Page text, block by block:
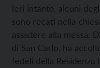
Ieri intanto, alcuni
sono recati nella
assistere alla messa.
di San Carlo, ha
fedeli della Residenza